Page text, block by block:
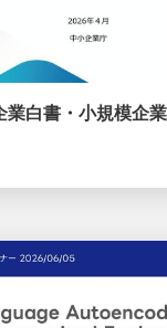
業白書・小規模企